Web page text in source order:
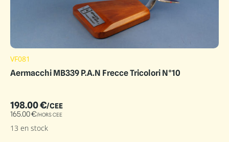
VF081
Aermacchi MB339 P.A.N Frecce Tricolori N°10
198.00€/CEE
165.00€/HORS CEE
13 en stock